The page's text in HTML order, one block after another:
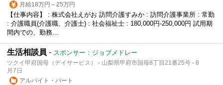
月給18万円～25万円
【仕事内容】 : 株式会社えがお 訪問介護すみか : 訪問介護事業所 : 常勤
: 介護職員(介護職、介護士) : 社会福祉士 : 180,000円-250,000円 試用期
間内での、勤務...
生活相談員 - スポンサー：ジョブメドレー
ツクイ甲府国母（デイサービス） - 山梨県甲府市国母8丁目21番25号 - 8
月7日
アルバイト・パート